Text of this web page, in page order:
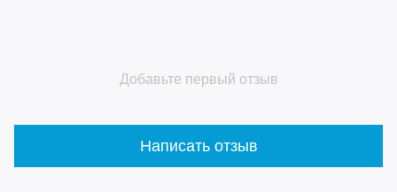
Добавьте первый отзыв
Написать отзыв